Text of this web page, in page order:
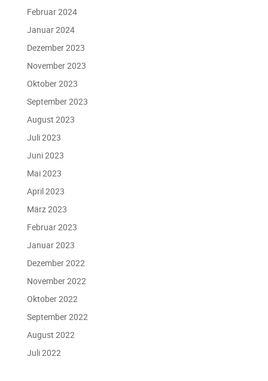
Februar 2024
Januar 2024
Dezember 2023
November 2023
Oktober 2023
September 2023
August 2023
Juli 2023
Juni 2023
Mai 2023
April 2023
März 2023
Februar 2023
Januar 2023
Dezember 2022
November 2022
Oktober 2022
September 2022
August 2022
Juli 2022